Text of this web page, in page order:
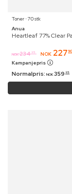
Toner ⋅ 70 stk
Anua
Heartleaf 77% Clear
NOK 234 95 NOK 227 90
Kampanjepris
Normalpris: NOK 359 95